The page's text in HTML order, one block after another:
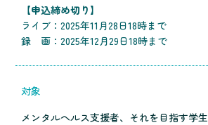
【申込締め切り】
ライブ：2025年11月28日18時まで
録 画：2025年12月29日18時まで
対象
メンタルヘルス支援者、それを目指す学生